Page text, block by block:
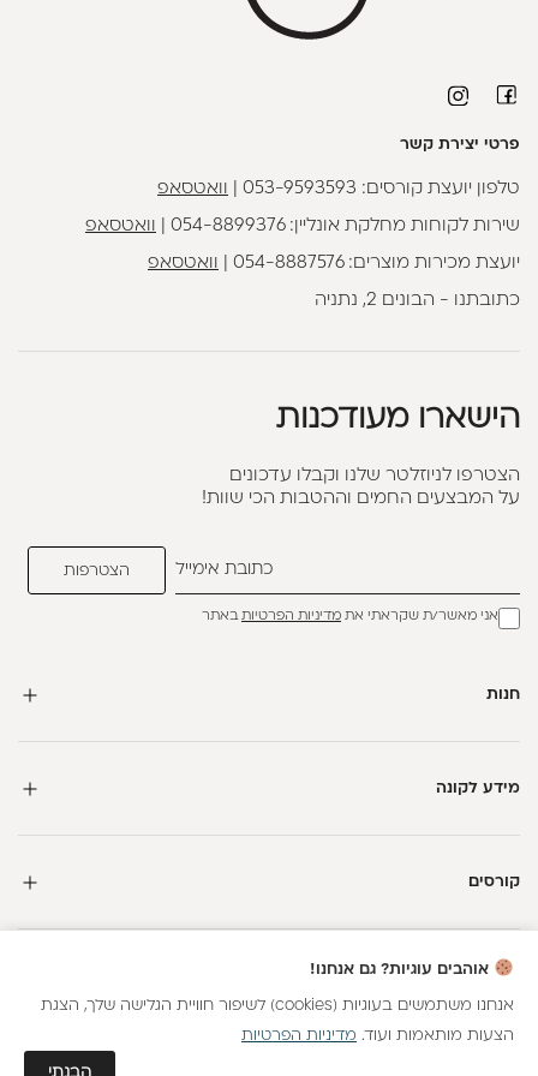
פרטי יצירת קשר
טלפון יועצת קורסים: 053-9593593 וואטסאפ
שירות לקוחות מחלקת אונליין:054-8899376 וואטסאפ
יועצת מכירות מוצרים:054-8887576 וואטסאפ
כתובתנו - הבונים 2, נתניה
הישארו מעודכנות
הצטרפו לניוזלטר שלנו וקבלו עדכונים
על המבצעים החמים וההטבות הכי שוות!
אני מאשר/ת שקראתי את מדיניות הפרטיותבאתר
חנות
מידע לקונה
קורסים
כל הזכויות שמורות
אוהבים עוגיות? גם אנחנו!
אנחנו משתמשים בעוגיות (cookies) לשיפור חוויית הגלישה שלך, הצגת
הצעות מותאמות ועוד. מדיניות הפרטיות